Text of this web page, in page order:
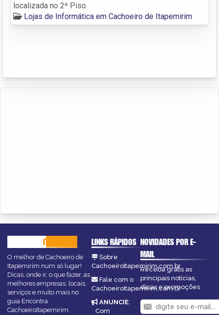
localizada no 2º Piso.
Lojas de Informática em Cachoeiro de Itapemirim
ITAPEMIRIM
O melhor de Cachoeiro de
Itapemirim num só lugar!
Dicas, onde ir, o que fazer, as
melhores empresas, locais,
serviços e muito mais no
guia Encontra
CachoeiroItapemirim.
LINKS RÁPIDOS
Sobre
CachoeiroItapemirim.com.br
Fale com o
CachoeiroItapemirim.com.br
ANUNCIE:
Com
NOVIDADES POR E-
MAIL
Receba grátis as
principais notícias,
dicas e promoções